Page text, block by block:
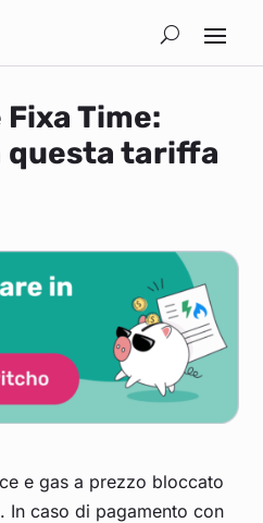
Time:
questa tariffa
e gas a prezzo bloccato
. In caso di pagamento con